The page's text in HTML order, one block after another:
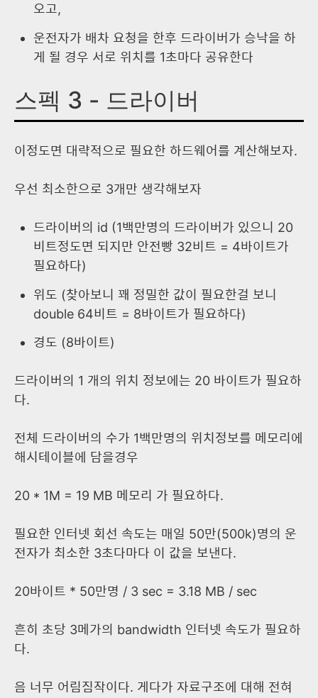
오고,
운전자가 배차 요청을 한후 드라이버가 승낙을 하
게 될 경우 서로 위치를 1초마다 공유한다
스펙 3 - 드라이버
이정도면 대략적으로 필요한 하드웨어를 계산해보자.
우선 최소한으로 3개만 생각해보자
드라이버의 id (1백만명의 드라이버가 있으니 20
비트정도면 되지만 안전빵 32비트 = 4바이트가
필요하다)
위도 (찾아보니 꽤 정밀한 값이 필요한걸 보니
double 64비트 = 8바이트가 필요하다)
경도 (8바이트)
드라이버의 1 개의 위치 정보에는 20 바이트가 필요하
다.
전체 드라이버의 수가 1백만명의 위치정보를 메모리에
해시테이블에 담을경우
20 * 1M = 19 MB 메모리 가 필요하다.
필요한 인터넷 회선 속도는 매일 50만(500k)명의 운
전자가 최소한 3초다마다 이 값을 보낸다.
20바이트 * 50만명 / 3 sec = 3.18 MB / sec
흔히 초당 3메가의 bandwidth 인터넷 속도가 필요하
다.
음 너무 어림짐작이다. 게다가 자료구조에 대해 전혀